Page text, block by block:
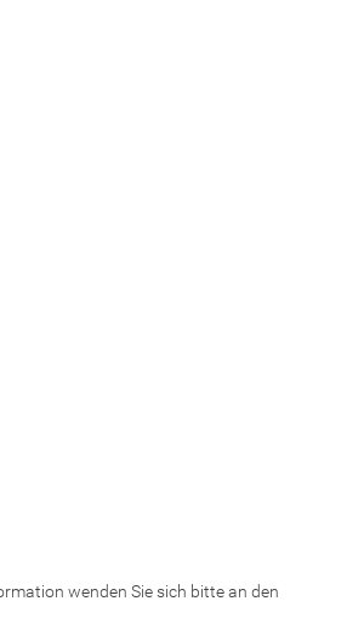
wenden Sie sich bitte an den